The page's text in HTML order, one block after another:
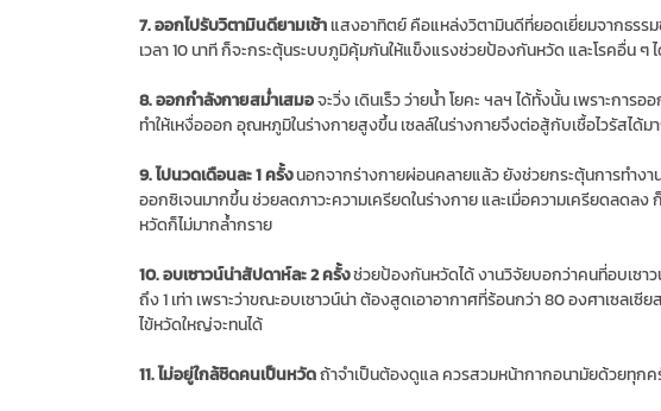
7. ออกไปรับวิตามินดียามเช้า แสงอาทิตย์ คือแหล่งวิตามินดีที่ยอดเยี่ยมจากธรร
เวลา 10 นาที ก็จะกระตุ้นระบบภูมิคุ้มกันให้แข็งแรงช่วยป้องกันหวัด และโรคอื่น ๆ
8. ออกกำลังกายสม่ำเสมอจะวิ่ง เดินเร็ว ว่ายน้ำ โยคะ ฯลฯ ได้ทั้งนั้น เพราะกา
ทำให้เหงื่อออก อุณหภูมิในร่างกายสูงขึ้น เซลล์ในร่างกายจึงต่อสู้กับเชื้อไวรัสได้ม
9. ไปนวดเดือนละ 1 ครั้งนอกจากร่างกายผ่อนคลายแล้ว ยังช่วยกระตุ้นการทำงาน
ออกซิเจนมากขึ้น ช่วยลดภาวะความเครียดในร่างกาย และเมื่อความเครียดลดลง
หวัดก็ไม่มากล้ำกราย
10. อบเซาวน์น่าสัปดาห์ละ 2 ครั้งช่วยป้องกันหวัดได้ งานวิจัยบอกว่าคนที่อบเซา
ถึง 1 เท่า เพราะว่าขณะอบเซาวน์น่า ต้องสูดเอาอากาศที่ร้อนกว่า 80 องศาเซลเ
ไข้หวัดใหญ่จะทนได้
11. ไม่อยู่ใกล้ชิดคนเป็นหวัดถ้าจำเป็นต้องดูแล ควรสวมหน้ากากอนามัยด้วยทุกค